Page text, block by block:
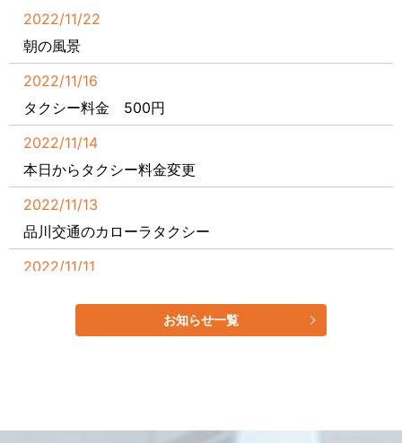
2022/11/22
朝の風景
2022/11/16
タクシー料金 500円
2022/11/14
本日からタクシー料金変更
2022/11/13
品川交通のカローラタクシー
2022/11/11
お知らせ一覧